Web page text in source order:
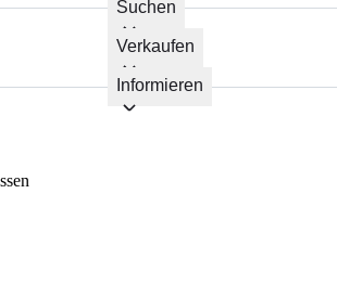
Suchen
Verkaufen
Informieren